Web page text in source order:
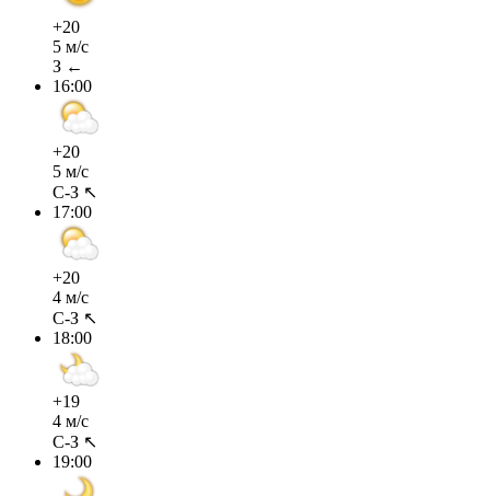
+20
5 м/с
З ←
16:00
+20
5 м/с
С-З ↖
17:00
+20
4 м/с
С-З ↖
18:00
+19
4 м/с
С-З ↖
19:00